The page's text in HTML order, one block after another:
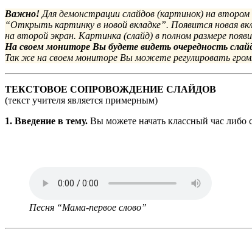
Важно! Для демонстрации слайдов (картинок) на
“Открыть картинку в новой вкладке”. Появится новая
на второй экран. Картинка (слайд) в полном размере
На своем мониторе Вы будете видеть очередность
Так же на своем мониторе Вы можете регулировать
ТЕКСТОВОЕ СОПРОВОЖДЕНИЕ СЛАЙДОВ
(текст учителя является примерным)
1. Введение в тему. Вы можете начать классный час либо
Песня “Мама-первое слово”